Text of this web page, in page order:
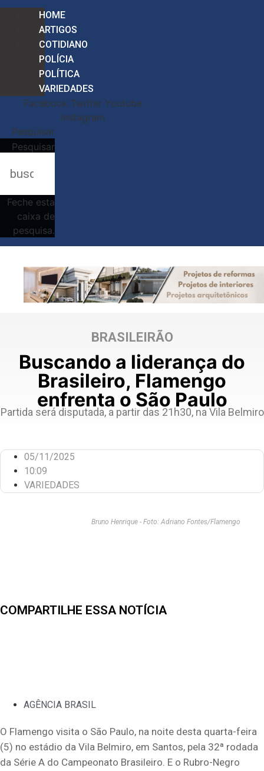
HOME
ARTIGOS
COTIDIANO
POLÍCIA
POLÍTICA
VARIEDADES
Facebook Twitter Youtube
Instagram
Pesquisar
Pesquisar
Feche esta
caixa de
pesquisa.
BRASILEIRÃO
Buscando a liderança do
Brasileiro, Flamengo
enfrenta o São Paulo
Partida será disputada, a partir das 21h30, na Vila Belmiro
05/11/2025
10:09
VARIEDADES
Bruno Henrique - Foto: Adriano Fontes/Flamengo
COMPARTILHE ESSA NOTÍCIA
AGÊNCIA BRASIL
O Flamengo visita o São Paulo, na noite desta quarta-feira
(5) no estádio da Vila Belmiro, em Santos, pela 32ª rodada
da Série A do Campeonato Brasileiro. E o Rubro-Negro